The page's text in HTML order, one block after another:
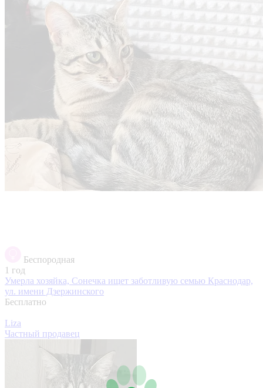
Беспородная
1 год
Умерла хозяйка, Сонечка ищет заботливую семью Краснодар,
ул. имени Дзержинского
Бесплатно
Liza
Частный продавец